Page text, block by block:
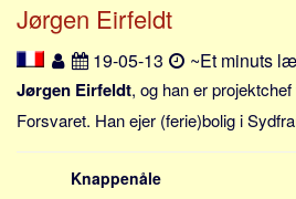
Rusland.dk
JLKM.dk
Lande
Tyrkiet
Jørgen Eirfeldt
19-05-13 ~Et minuts
Jørgen Eirfeldt, og han er
Forsvaret. Han ejer (ferie)bolig i
Knappenåle